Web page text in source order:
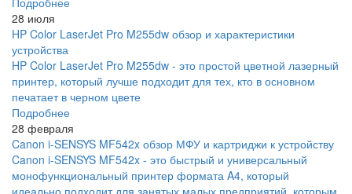
28 июля
HP Color LaserJet Pro M255dw обзор и характеристики
устройства
HP Color LaserJet Pro M255dw - это простой цветной лазерный
принтер, который лучше подходит для тех, кто в основном
печатает в черном цвете
Подробнее
28 февраля
Canon i-SENSYS MF542x обзор МФУ и картриджи к устройству
Canon i-SENSYS MF542x - это быстрый и универсальный
монофункциональный принтер формата A4, который
идеально подходит для занятых малых предприятий, которым